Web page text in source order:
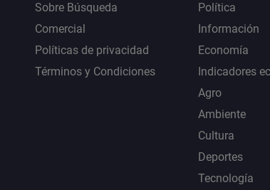
Sobre Búsqueda
Comercial
Políticas de privacidad
Términos y Condiciones
Política
Información
Economía
Indicadores
Agro
Ambiente
Cultura
Deportes
Tecnología